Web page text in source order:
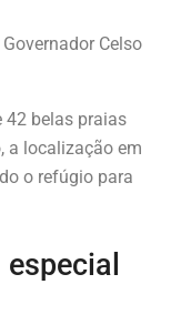
Celso
42 belas praias
a localização em
o refúgio para